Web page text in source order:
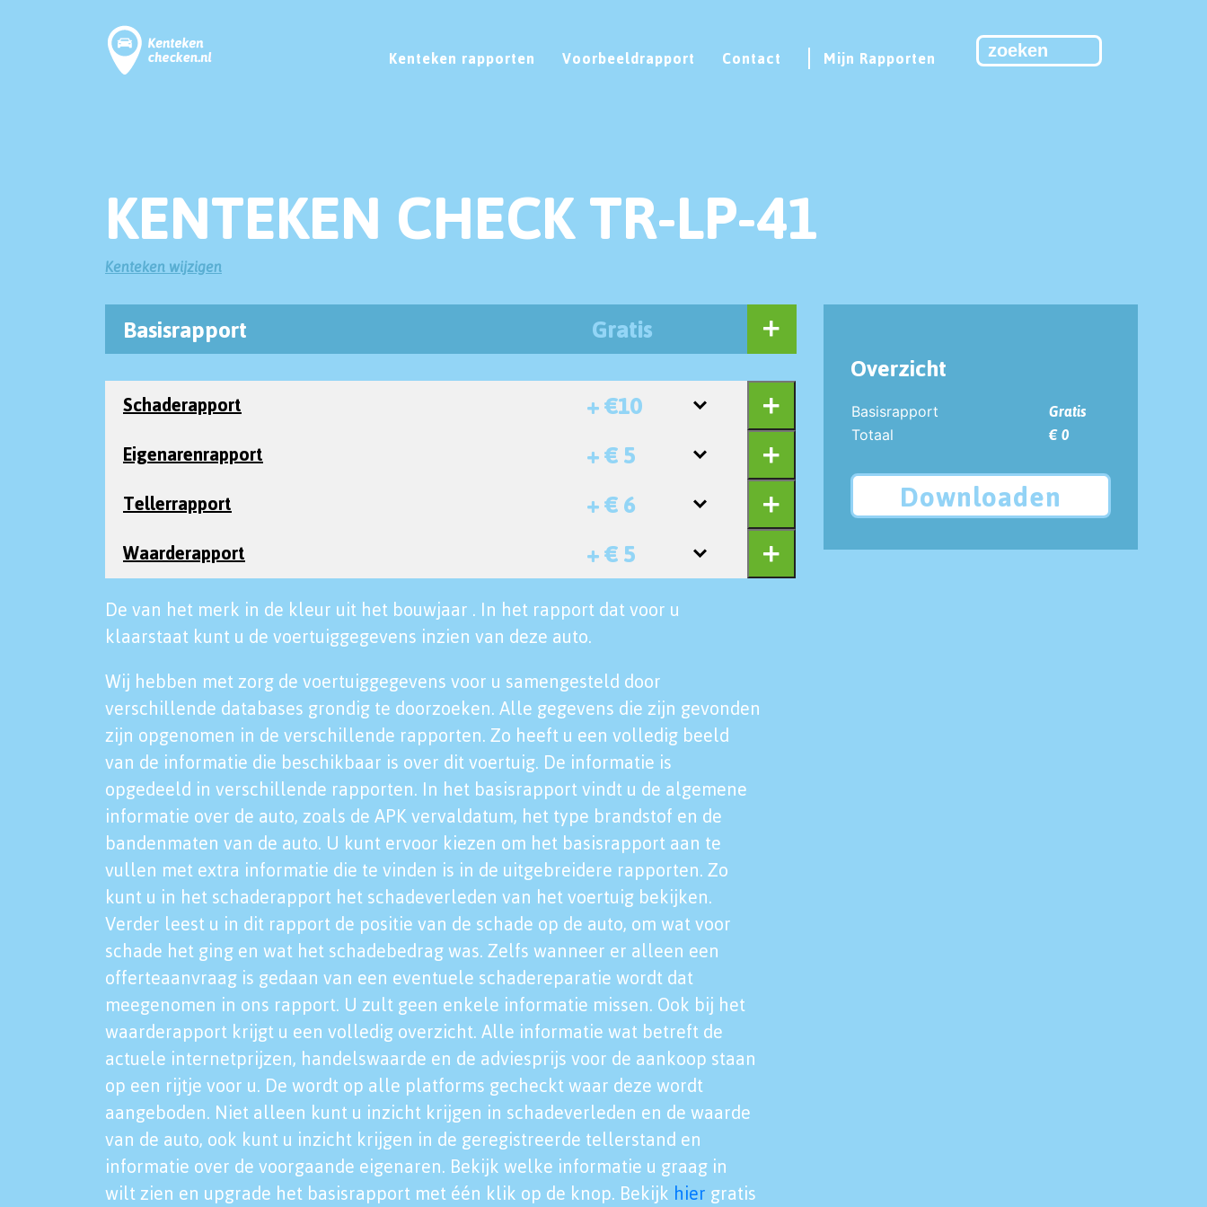
Kenteken rapporten Voorbeeldrapport Contact Mijn Rapporten
KENTEKEN CHECK TR-LP-41
Kenteken wijzigen
Basisrapport Gratis
Schaderapport + €10
Eigenarenrapport + € 5
Tellerrapport + € 6
Waarderapport + € 5
De van het merk in de kleur uit het bouwjaar . In het rapport dat voor u
klaarstaat kunt u de voertuiggegevens inzien van deze auto.
Wij hebben met zorg de voertuiggegevens voor u samengesteld door
verschillende databases grondig te doorzoeken. Alle gegevens die zijn gevonden
zijn opgenomen in de verschillende rapporten. Zo heeft u een volledig beeld
van de informatie die beschikbaar is over dit voertuig. De informatie is
opgedeeld in verschillende rapporten. In het basisrapport vindt u de algemene
informatie over de auto, zoals de APK vervaldatum, het type brandstof en de
bandenmaten van de auto. U kunt ervoor kiezen om het basisrapport aan te
vullen met extra informatie die te vinden is in de uitgebreidere rapporten. Zo
kunt u in het schaderapport het schadeverleden van het voertuig bekijken.
Verder leest u in dit rapport de positie van de schade op de auto, om wat voor
schade het ging en wat het schadebedrag was. Zelfs wanneer er alleen een
offerteaanvraag is gedaan van een eventuele schadereparatie wordt dat
meegenomen in ons rapport. U zult geen enkele informatie missen. Ook bij het
waarderapport krijgt u een volledig overzicht. Alle informatie wat betreft de
actuele internetprijzen, handelswaarde en de adviesprijs voor de aankoop staan
op een rijtje voor u. De wordt op alle platforms gecheckt waar deze wordt
aangeboden. Niet alleen kunt u inzicht krijgen in schadeverleden en de waarde
van de auto, ook kunt u inzicht krijgen in de geregistreerde tellerstand en
informatie over de voorgaande eigenaren. Bekijk welke informatie u graag in
wilt zien en upgrade het basisrapport met één klik op de knop. Bekijk hier gratis
Overzicht
Basisrapport
Gratis
Totaal
€ 0
Downloaden